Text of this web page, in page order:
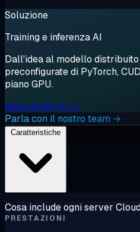
Soluzione
Training e inferenza AI
Dall'idea al modello
preconfigurate di PyTorch,
piano GPU.
Vedi carichi AI →
Parla con il nostro team →
Cosa include ogni server
PRESTAZIONI